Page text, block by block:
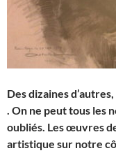
Des dizaines
. On ne peut tous les
oubliés. Les œuvres
artistique sur notre